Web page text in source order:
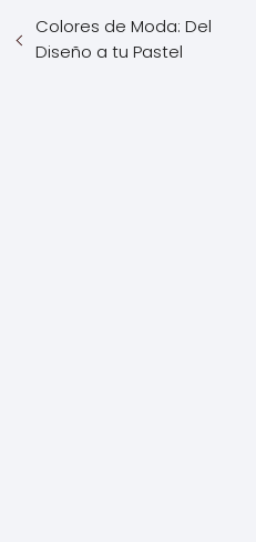
Colores de Moda: Del
Diseño a tu Pastel